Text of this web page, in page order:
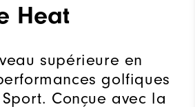
Heat
supérieure en
golfiques
Conçue avec la